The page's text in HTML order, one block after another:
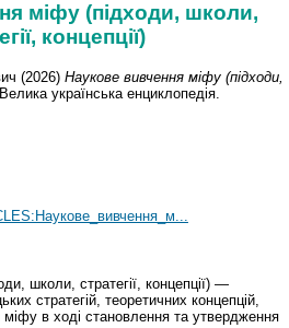
міфу (підходи, школи,
концепції)
(2026) Наукове вивчення міфу (підходи,
Велика українська енциклопедія.
школи, стратегії, концепції) —
стратегій, теоретичних концепцій,
в ході становлення та утвердження